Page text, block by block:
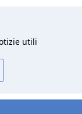
utili